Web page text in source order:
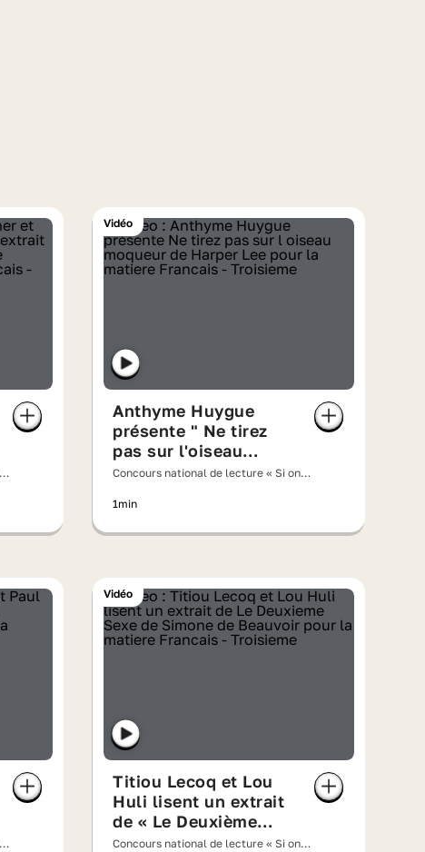
Vidéo
Anthyme Huygue
présente " Ne tirez
pas sur l'oiseau
moqueur " de Harper
Concours national de lecture « Si on
1min
Vidéo
Titiou Lecoq et Lou
Huli lisent un extrait
de « Le Deuxième
Sexe » de Simone de
Concours national de lecture « Si on